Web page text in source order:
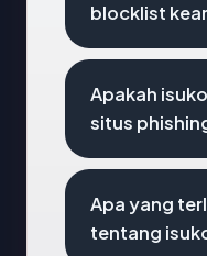
blocklist
Apakah
situs
Apa yang
tentang